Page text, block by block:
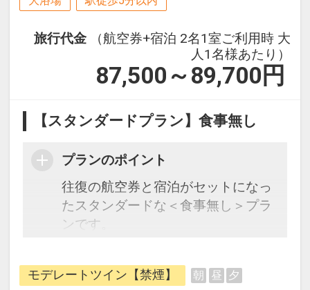
旅行代金
（航空券+宿泊 2名1室ご利用時 大
人1名様あたり）
87,500～89,700 円
【スタンダードプラン】食事無し
プランのポイント
往復の航空券と宿泊がセットになっ
たスタンダードな＜食事無し＞プラ
ンです。
できるダイナミックパッケージだか
ら、一都市滞在はもちろん周遊旅行
モデレートツイン【禁煙】 朝 昼 夕